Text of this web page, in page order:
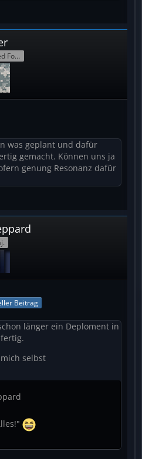
United States Armed Forces Reserve
was geplant und dafür
gemacht. Können uns ja
genung Resonanz dafür
Beitrag
länger ein Deploment in
selbst